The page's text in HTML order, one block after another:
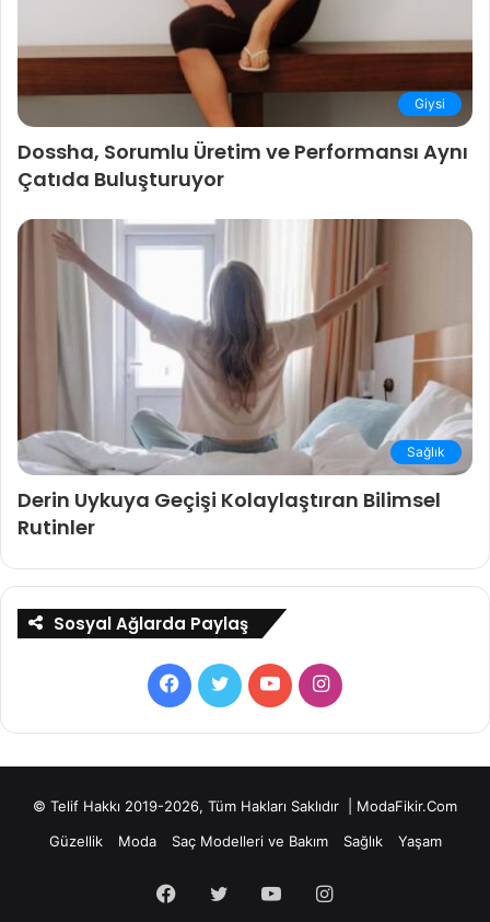
Giysi
Dossha, Sorumlu Üretim ve Performansı Aynı
Çatıda Buluşturuyor
Sağlık
Derin Uykuya Geçişi Kolaylaştıran Bilimsel
Rutinler
Sosyal Ağlarda Paylaş
Facebook
TwitterYouTubeInstagram
© Telif Hakkı 2019-2026, Tüm Hakları Saklıdır | ModaFikir.Com
Güzellik
Moda Saç Modelleri ve Bakım Sağlık Yaşam
Facebook
TwitterYouTubeInstagram